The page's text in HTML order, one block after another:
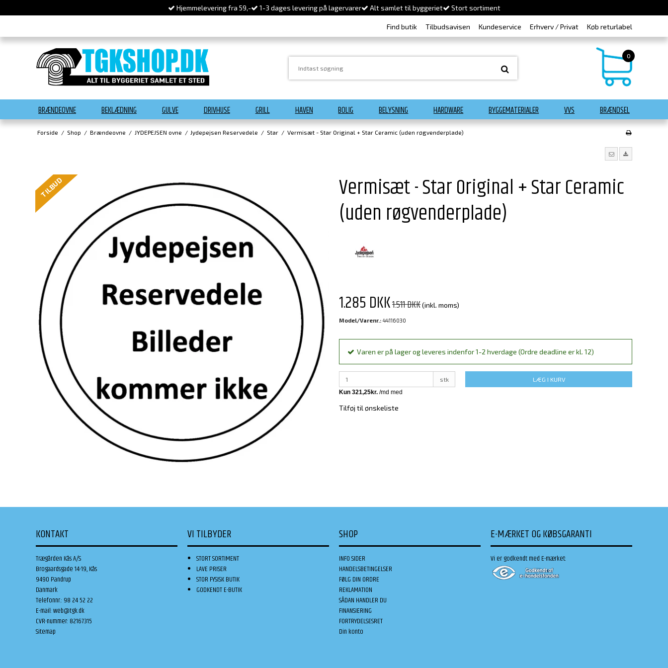
Hjemmelevering fra 59,- 1-3 dages levering på lagervarer Alt samlet til byggeriet Stort sortiment
Find butik Tilbudsavisen Kundeservice Erhverv / Privat Køb returlabel
0
BRÆNDEOVNE BEKLÆDNING GULVE DRIVHUSE GRILL HAVEN BOLIG BELYSNING HARDWARE BYGGEMATERIALER VVS BRÆNDSEL
Forside / Shop / Brændeovne / JYDEPEJSEN ovne / Jydepejsen Reservedele / Star / Vermisæt - Star Original + Star Ceramic (uden røgvenderplade)
TILBUD
Vermisæt - Star Original + Star Ceramic
(uden røgvenderplade)
1.285 DKK1.511 DKK(inkl. moms)
Model/Varenr.: 44116030
Varen er på lager og leveres indenfor 1-2 hverdage (Ordre deadline er kl. 12)
stk LÆG I KURV
Tilføj til ønskeliste
KONTAKT
Trægården Kås A/S
Brogaardsgade 14-19, Kås
9490 Pandrup
Danmark
Telefonnr.: 98 24 52 22
E-mail:web@tgk.dk
CVR-nummer: 82167315
Sitemap
VI TILBYDER
STORT SORTIMENT
LAVE PRISER
STOR FYSISK BUTIK
GODKENDT E-BUTIK
SHOP
INFO SIDER
HANDELSBETINGELSER
FØLG DIN ORDRE
REKLAMATION
SÅDAN HANDLER DU
FINANSIERING
FORTRYDELSESRET
Din konto
E-MÆRKET OG KØBSGARANTI
Vi er godkendt med E-mærket: